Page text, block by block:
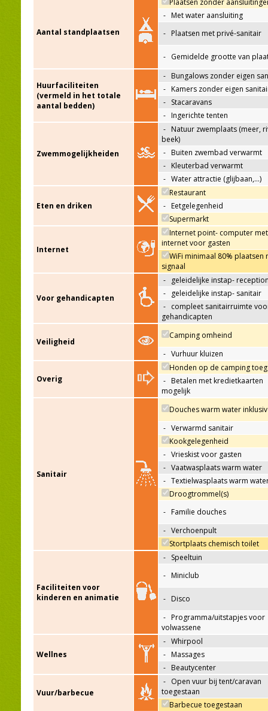
Aantal standplaatsen
Plaatsen zonder
- Met water aansluiting
- Plaatsen met privé-sanitair
- Gemidelde grootte van
Huurfaciliteiten
(vermeld in het totale
aantal bedden)
- Bungalows zonder eigen
- Kamers zonder eigen
- Stacaravans
- Ingerichte tenten
Zwemmogelijkheiden
- Natuur zwemplaats (meer,
beek)
- Buiten zwembad verwarmt
- Kleuterbad verwarmt
- Water attractie (glijbaan,…)
Eten en driken
Restaurant
- Eetgelegenheid
Supermarkt
Internet
Internet point- computer met
internet voor gasten
WiFi minimaal 80% plaatsen
signaal
Voor gehandicapten
-
geleidelijke instap-
-
geleidelijke instap- sanitair
- compleet sanitairruimte
gehandicapten
Veiligheid
Camping omheind
- Vurhuur kluizen
Overig
Honden op de camping
- Betalen met kredietkaarten
mogelijk
Sanitair
Douches warm water
- Verwarmd sanitair
Kookgelegenheid
- Vrieskist voor gasten
- Vaatwasplaats warm water
- Textielwasplaats warm
Droogtrommel(s)
- Familie douches
- Verchoenpult
Stortplaats chemisch toilet
Faciliteiten voor
kinderen en animatie
- Speeltuin
- Miniclub
- Disco
- Programma/uitstapjes voor
volwassene
Wellnes
- Whirpool
- Massages
- Beautycenter
Vuur/barbecue
- Open vuur bij tent/caravan
toegestaan
Barbecue toegestaan